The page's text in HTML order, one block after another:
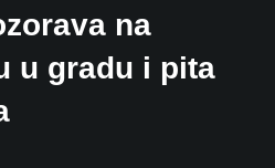
na
u gradu i pita